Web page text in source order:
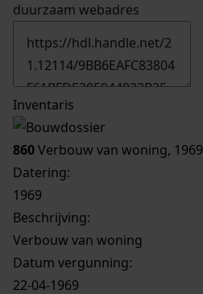
duurzaam webadres
Inventaris
860Verbouw van woning, 1969
Datering:
1969
Beschrijving:
Verbouw van woning
Datum vergunning:
22-04-1969